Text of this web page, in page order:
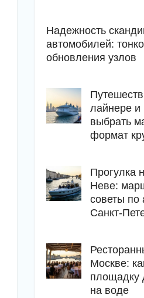
Надежность
автомобилей:
обновления узлов
лайнере и
выбрать
формат
Прогулка
Неве:
советы по
Санкт-
Москве:
площадку
на воде